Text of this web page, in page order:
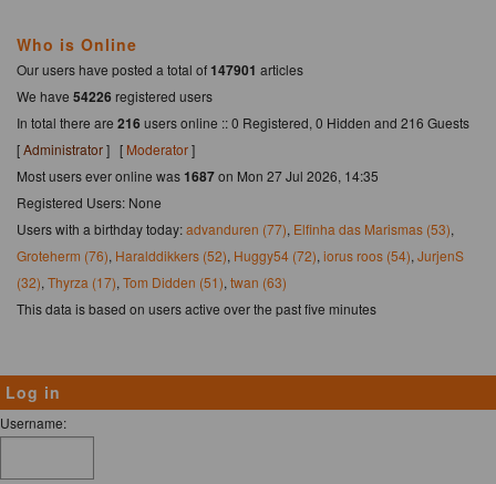
Who is Online
Our users have posted a total of147901 articles
We have 54226 registered users
In total there are 216 users online :: 0 Registered, 0 Hidden and 216 Guests
[Administrator] [ Moderator]
Most users ever online was1687on Mon 27 Jul 2026, 14:35
Registered Users: None
Users with a birthday today:advanduren (77), Elfinha das Marismas (53),
Groteherm (76), Haralddikkers (52), Huggy54 (72), iorus roos (54), JurjenS
(32), Thyrza (17), Tom Didden (51), twan (63)
This data is based on users active over the past five minutes
Log in
Username: